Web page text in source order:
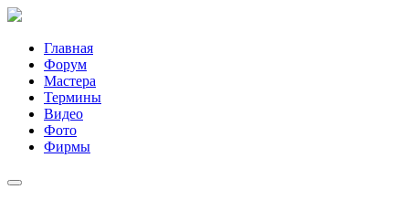
Главная
Форум
Мастера
Термины
Видео
Фото
Фирмы